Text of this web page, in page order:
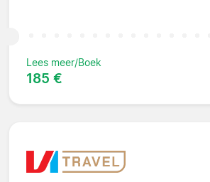
Lees meer/Boek
185 €